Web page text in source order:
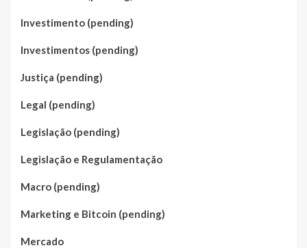
Investimento (pending)
Investimentos (pending)
Justiça (pending)
Legal (pending)
Legislação (pending)
Legislação e Regulamentação
Macro (pending)
Marketing e Bitcoin (pending)
Mercado